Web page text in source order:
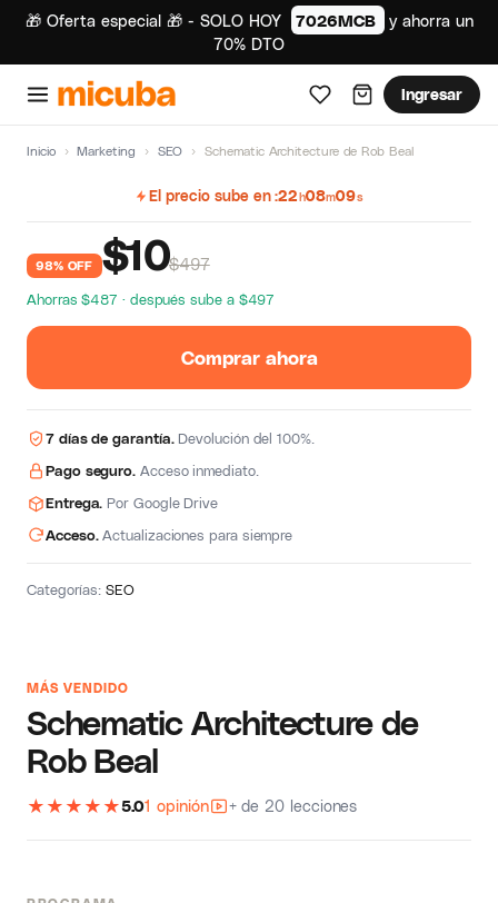
🎁 Oferta especial 🎁 - SOLO HOY 7026MCB
y ahorra un
70% DTO
Ingresar
Inicio › Marketing › SEO › Schematic Architecture de Rob Beal
MÁS VENDIDO
Schematic Architecture de
Rob Beal
★ ★ ★ ★ ★5.01 opinión + de 20 lecciones
El precio sube en 22h08m09s
98% OFF $10$497
Ahorras $487 · después sube a $497
Comprar ahora
7 días de garantía.Devolución del 100%.
Pago seguro. Acceso inmediato.
Entrega. Por Google Drive
Acceso.Actualizaciones para siempre
Categorías:SEO